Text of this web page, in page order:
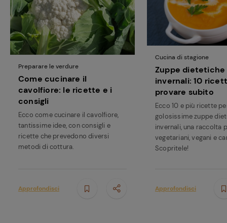
Preparare le verdure
Come cucinare il
cavolfiore: le ricette e i
consigli
Ecco come cucinare il cavolfiore,
tantissime idee, con consigli e
ricette che prevedono diversi
metodi di cottura.
Approfondisci
Cucina di stagione
Zuppe dietetiche
invernali: 10
provare subito
Ecco 10 e più ricette
golosissime zuppe
invernali, una raccolta
vegetariani, vegani e
Scopritele!
Approfondisci
preferite